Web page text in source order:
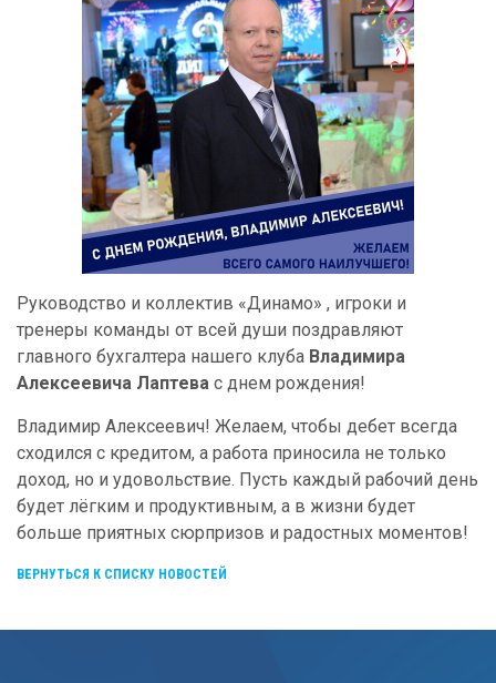
Руководство и коллектив «Динамо» , игроки и
тренеры команды от всей души поздравляют
главного бухгалтера нашего клуба Владимира
Алексеевича Лаптева с днем рождения!
Владимир Алексеевич! Желаем, чтобы дебет всегда
сходился с кредитом, а работа приносила не только
доход, но и удовольствие. Пусть каждый рабочий день
будет лёгким и продуктивным, а в жизни будет
больше приятных сюрпризов и радостных моментов!
ВЕРНУТЬСЯ К СПИСКУ НОВОСТЕЙ